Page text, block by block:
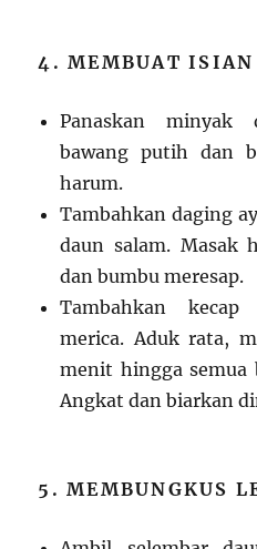
4. MEMBUAT ISIAN
Panaskan minyak
bawang putih dan
harum.
Tambahkan daging
daun salam. Masak
dan bumbu meresap.
Tambahkan
merica. Aduk rata,
menit hingga semua
Angkat dan biarkan
5. MEMBUNGKUS